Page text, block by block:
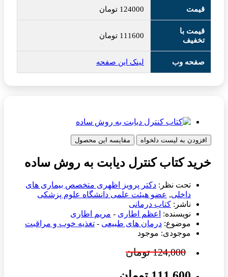
قیمت 124000 تومان
قیمت با
تخفیف
111600 تومان
صفحه وب لینک این صفحه
افزودن به لیست دلخواه مقایسه این محصول
خرید کتاب کنترل دیابت به روش ساده
تحت نظر: دکتر پرویز اظهری متخصص بیماری های
داخلی, عضو هیئت علمی دانشگاه علوم پزشکی
ناشر: کتاب درمانی
نویسنده:
اعظم اطاری - مریم اطاری
موضوع: درمان های طبیعی - تغذیه خوب و مراقبت
موجودی: موجود
124,000 تومان